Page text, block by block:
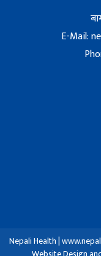
E-Mail:
Nepali Health |